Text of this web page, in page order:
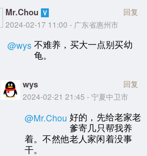
Mr.Chou
2024-02-17 11:00 - 广东省惠州市
回复
@wys 不难养，买大一点别买幼
龟。
wys
2024-02-21 21:45 - 宁夏中卫市
回复
@Mr.Chou 好的，先给老家老
爹寄几只帮我养
着。不然他老人家闲着没事
干。